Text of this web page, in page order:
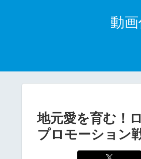
動
地元愛を育む！
プロモーション